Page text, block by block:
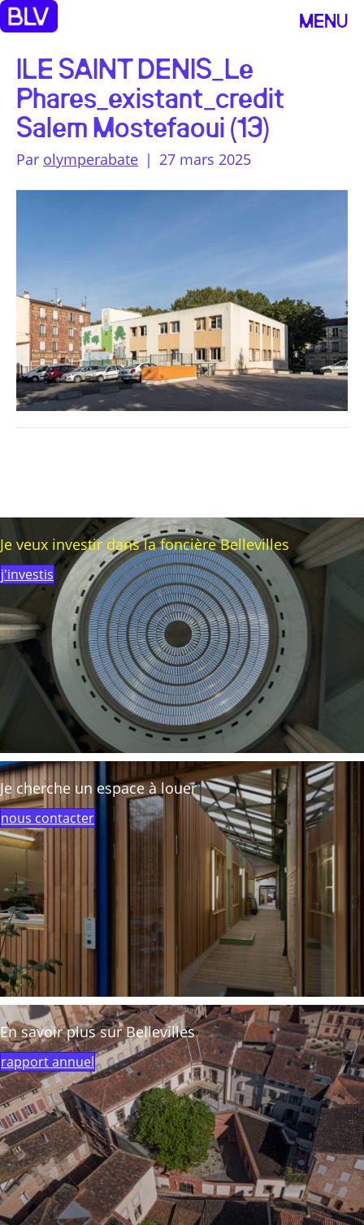
MENU
ILE SAINT DENIS_Le
Phares_existant_credit
Salem Mostefaoui (13)
Par olymperabate | 27 mars 2025
Je veux investir dans la foncière Bellevilles
j'investis
Je cherche un espace à louer
nous contacter
En savoir plus sur Bellevilles
rapport annuel